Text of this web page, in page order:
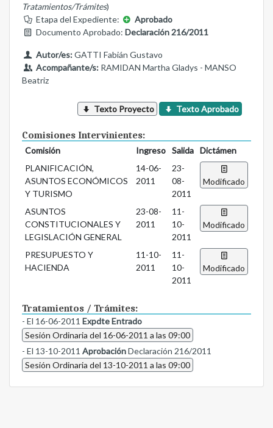
Tratamientos/Trámites)
Etapa del Expediente:
Aprobado
Documento Aprobado: Declaración 216/2011
Autor/es:GATTI Fabián Gustavo
Acompañante/s:RAMIDAN Martha Gladys - MANSO
Beatriz
Texto Proyecto Texto Aprobado
Comisiones Intervinientes:
Comisión Ingreso Salida
Dictámen
PLANIFICACIÓN,
ASUNTOS ECONÓMICOS
Y TURISMO
14-06-
2011
23-
08-
2011
Modificado
ASUNTOS
CONSTITUCIONALES Y
LEGISLACIÓN GENERAL
23-08-
2011
11-
10-
2011
Modificado
PRESUPUESTO Y
HACIENDA
11-10-
2011
11-
10-
2011
Modificado
Tratamientos / Trámites:
- El 16-06-2011 Expdte Entrado
Sesión Ordinaria del 16-06-2011 a las 09:00
- El 13-10-2011 AprobaciónDeclaración 216/2011
Sesión Ordinaria del 13-10-2011 a las 09:00